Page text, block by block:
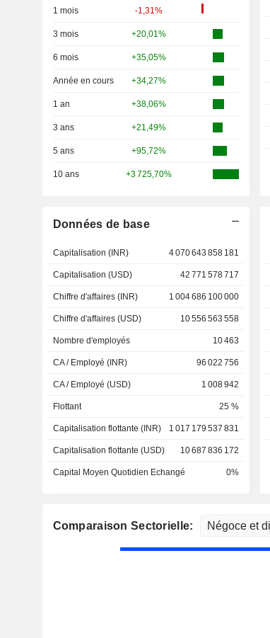
1 mois -1,31%
3 mois +20,01%
6 mois +35,05%
Année en cours +34,27%
1 an +38,06%
3 ans +21,49%
5 ans +95,72%
10 ans +3 725,70%
Données de base
Capitalisation (INR) 4 070 643 858 181
Capitalisation (USD) 42 771 578 717
Chiffre d'affaires (INR) 1 004 686 100 000
Chiffre d'affaires (USD) 10 556 563 558
Nombre d'employés 10 463
CA / Employé (INR) 96 022 756
CA / Employé (USD) 1 008 942
Flottant 25 %
Capitalisation flottante (INR) 1 017 179 537 831
Capitalisation flottante (USD) 10 687 836 172
Capital Moyen Quotidien Echangé 0%
Comparaison Sectorielle: